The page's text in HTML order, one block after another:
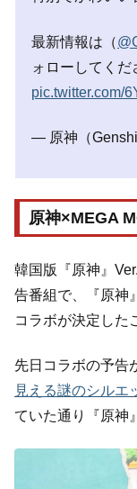
最新情報は（
ォローしてくだ
pic.twitter.com/
— 原神（
原神×MEGA
韓国版『原神』
告番組で、『原神
コラボが決定した
先日コラボの予告
見える謎のシルエ
ていた通り『原神